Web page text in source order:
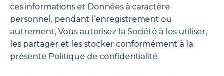
ces informations et Données à caractère
personnel, pendant l’enregistrement ou
autrement, Vous autorisez la Société à les utiliser,
les partager et les stocker conformément à la
présente Politique de confidentialité.